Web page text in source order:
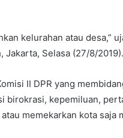
kelurahan atau desa,”
Jakarta, Selasa (27/8/2019).
II DPR yang
birokrasi, kepemiluan,
memekarkan kota saja